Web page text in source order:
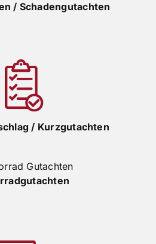
/ Schadengutachten
/ Kurzgutachten